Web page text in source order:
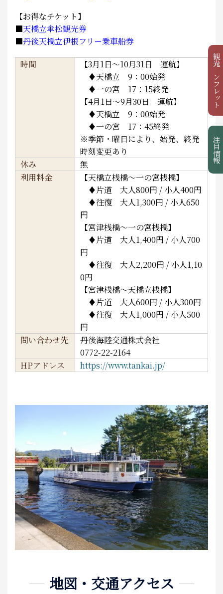
観光パンフレット
注目情報
【お得なチケット】
■天橋立傘松観光券
■丹後天橋立伊根フリー乗車船券
時間
【3月1日～10月31日 運航】
♦天橋立 9：00始発
♦一の宮 17：15終発
【4月1日～9月30日 運航】
♦天橋立 9：00始発
♦一の宮 17：45終発
※季節・曜日により、始発、終発
時刻変更あり
休み
無
利用料金
【天橋立桟橋～一の宮桟橋】
♦片道 大人800円 / 小人400円
♦往復 大人1,300円 / 小人650
円
【宮津桟橋～一の宮桟橋】
♦片道 大人1,400円 / 小人700
円
♦往復 大人2,200円 / 小人1,10
0円
【宮津桟橋～天橋立桟橋】
♦片道 大人600円 / 小人300円
♦往復 大人1,000円 / 小人500
円
問い合わせ先
丹後海陸交通株式会社
0772-22-2164
HPアドレス
https://www.tankai.jp/
地図・交通アクセス